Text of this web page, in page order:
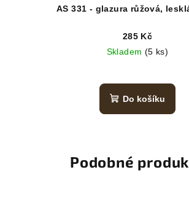
AS 331 - glazura růžová,
285 Kč
Skladem (5 ks)
Do košíku
Podobné